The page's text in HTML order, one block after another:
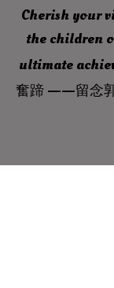
Cherish your
the children
ultimate
奮蹄 ——留念